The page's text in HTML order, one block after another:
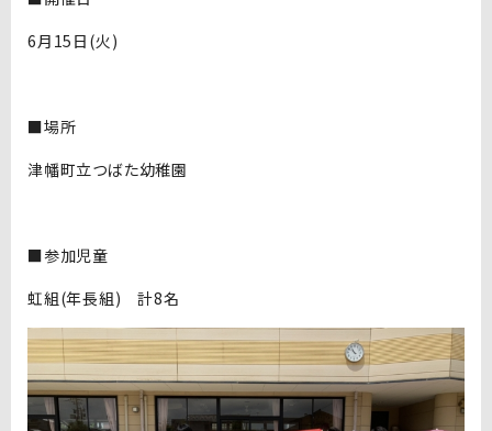
6月15日(火)
■場所
津幡町立つばた幼稚園
■参加児童
虹組(年長組) 計8名